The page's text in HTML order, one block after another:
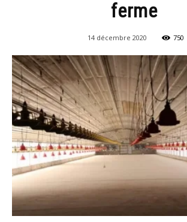
ferme
14 décembre 2020 750